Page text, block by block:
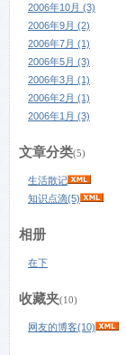
2006年10月 (3)
2006年9月 (2)
2006年7月 (1)
2006年5月 (3)
2006年3月 (1)
2006年2月 (1)
2006年1月 (3)
文章分类(5)
生活散记
知识点滴(5)
相册
在下
收藏夹(10)
网友的博客(10)